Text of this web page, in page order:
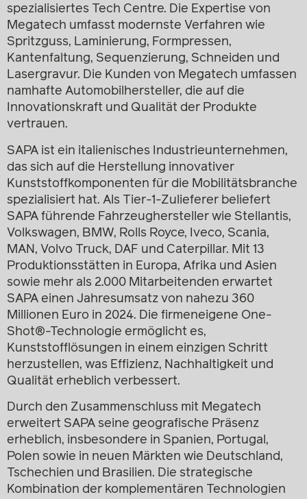
spezialisiertes Tech Centre. Die Expertise von
Megatech umfasst modernste Verfahren wie
Spritzguss, Laminierung, Formpressen,
Kantenfaltung, Sequenzierung, Schneiden und
Lasergravur. Die Kunden von Megatech umfassen
namhafte Automobilhersteller, die auf die
Innovationskraft und Qualität der Produkte
vertrauen.
SAPA ist ein italienisches Industrieunternehmen,
das sich auf die Herstellung innovativer
Kunststoffkomponenten für die Mobilitätsbranche
spezialisiert hat. Als Tier-1-Zulieferer beliefert
SAPA führende Fahrzeughersteller wie Stellantis,
Volkswagen, BMW, Rolls Royce, Iveco, Scania,
MAN, Volvo Truck, DAF und Caterpillar. Mit 13
Produktionsstätten in Europa, Afrika und Asien
sowie mehr als 2.000 Mitarbeitenden erwartet
SAPA einen Jahresumsatz von nahezu 360
Millionen Euro in 2024. Die firmeneigene One-
Shot®-Technologie ermöglicht es,
Kunststofflösungen in einem einzigen Schritt
herzustellen, was Effizienz, Nachhaltigkeit und
Qualität erheblich verbessert.
Durch den Zusammenschluss mit Megatech
erweitert SAPA seine geografische Präsenz
erheblich, insbesondere in Spanien, Portugal,
Polen sowie in neuen Märkten wie Deutschland,
Tschechien und Brasilien. Die strategische
Kombination der komplementären Technologien